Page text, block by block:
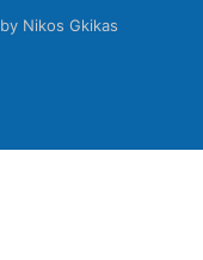
by Nikos Gkikas